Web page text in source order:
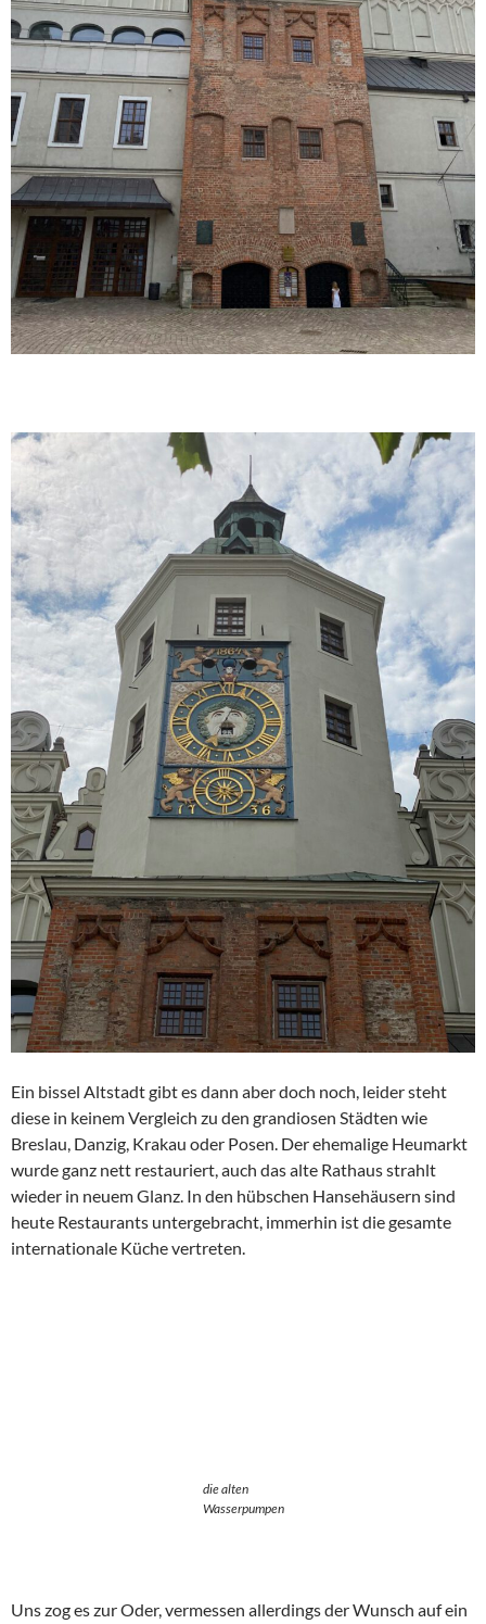
Ein bissel Altstadt gibt es dann aber doch noch, leider steht
diese in keinem Vergleich zu den grandiosen Städten wie
Breslau, Danzig, Krakau oder Posen. Der ehemalige Heumarkt
wurde ganz nett restauriert, auch das alte Rathaus strahlt
wieder in neuem Glanz. In den hübschen Hansehäusern sind
heute Restaurants untergebracht, immerhin ist die gesamte
internationale Küche vertreten.
die alten
Wasserpumpen
Uns zog es zur Oder, vermessen allerdings der Wunsch auf ein